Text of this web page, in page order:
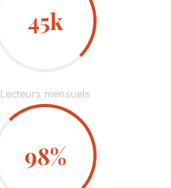
45k
Lecteurs mensuels
98%